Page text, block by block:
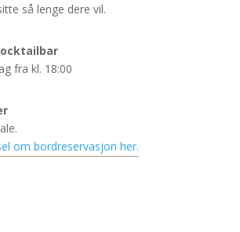
så lenge dere vil.
fra kl. 18:00
om bordreservasjon her.